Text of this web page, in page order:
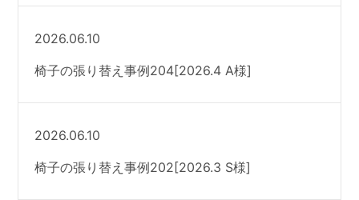
2026.06.10
椅子の張り替え事例204[2026.4 A様]
2026.06.10
椅子の張り替え事例202[2026.3 S様]